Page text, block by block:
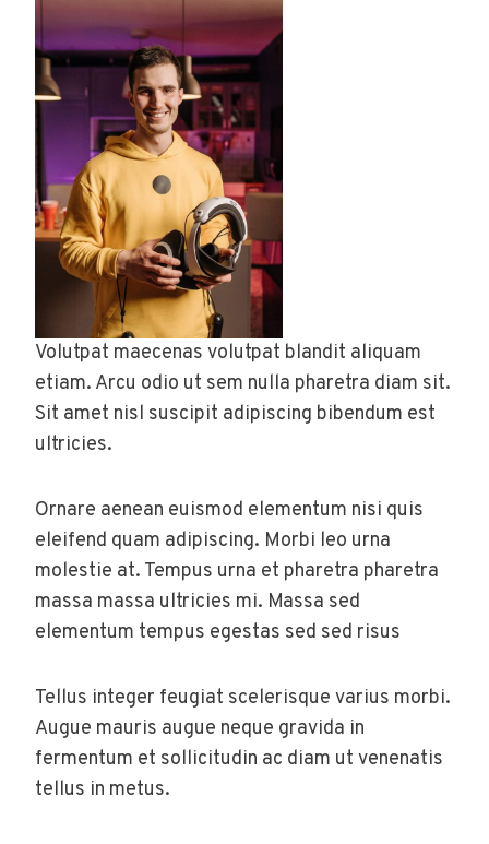
Volutpat maecenas volutpat blandit aliquam
etiam. Arcu odio ut sem nulla pharetra diam sit.
Sit amet nisl suscipit adipiscing bibendum est
ultricies.
Ornare aenean euismod elementum nisi quis
eleifend quam adipiscing. Morbi leo urna
molestie at. Tempus urna et pharetra pharetra
massa massa ultricies mi. Massa sed
elementum tempus egestas sed sed risus
Tellus integer feugiat scelerisque varius morbi.
Augue mauris augue neque gravida in
fermentum et sollicitudin ac diam ut venenatis
tellus in metus.